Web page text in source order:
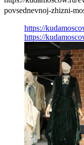
povsednevnoj-zhizni-
https://
https://